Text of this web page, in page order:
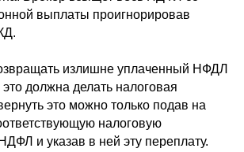
выплаты проигнорировав
излишне уплаченный НФДЛ
это должна делать налоговая
это можно только подав на
налоговую
и указав в ней эту переплату.